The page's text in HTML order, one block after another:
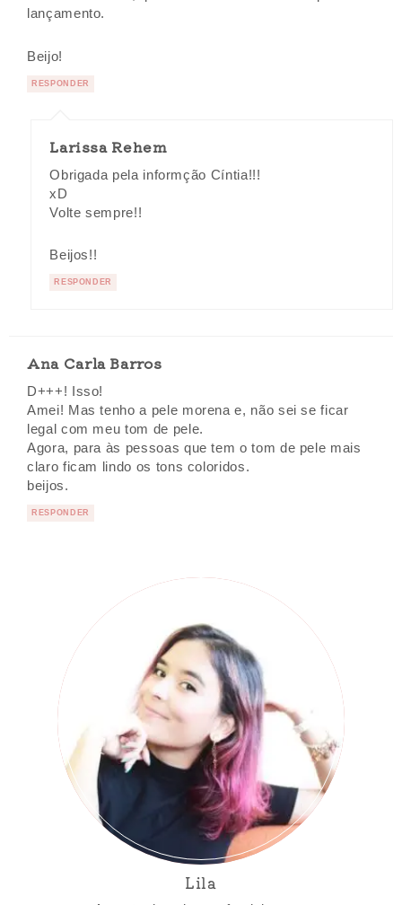
lançamento.
Beijo!
RESPONDER
Larissa Rehem
Obrigada pela informção Cíntia!!!
xD
Volte sempre!!
Beijos!!
RESPONDER
Ana Carla Barros
D+++! Isso!
Amei! Mas tenho a pele morena e, não sei se ficar
legal com meu tom de pele.
Agora, para às pessoas que tem o tom de pele mais
claro ficam lindo os tons coloridos.
beijos.
RESPONDER
Lila